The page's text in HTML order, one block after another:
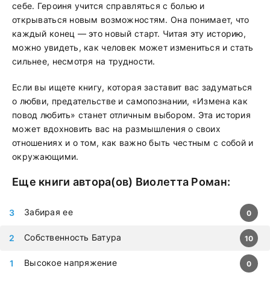
себе. Героиня учится справляться с болью и
открываться новым возможностям. Она понимает, что
каждый конец — это новый старт. Читая эту историю,
можно увидеть, как человек может измениться и стать
сильнее, несмотря на трудности.
Если вы ищете книгу, которая заставит вас задуматься
о любви, предательстве и самопознании, «Измена как
повод любить» станет отличным выбором. Эта история
может вдохновить вас на размышления о своих
отношениях и о том, как важно быть честным с собой и
окружающими.
Еще книги автора(ов) Виолетта Роман:
Высокое напряжение 0
Собственность Батура 10
Забирая ее 0